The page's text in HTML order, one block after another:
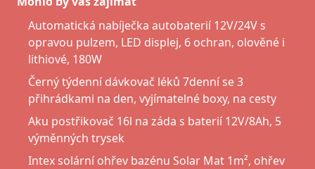
Automatická nabíječka autobaterií 12V/24V s
opravou pulzem, LED displej, 6 ochran, olověné i
lithiové, 180W
Černý týdenní dávkovač léků 7denní se 3
přihrádkami na den, vyjímatelné boxy, na cesty
Aku postřikovač 16l na záda s baterií 12V/8Ah, 5
výměnných trysek
Intex solární ohřev bazénu Solar Mat 1m², ohřev